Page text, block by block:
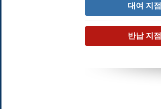
대여 지점
반납 지점